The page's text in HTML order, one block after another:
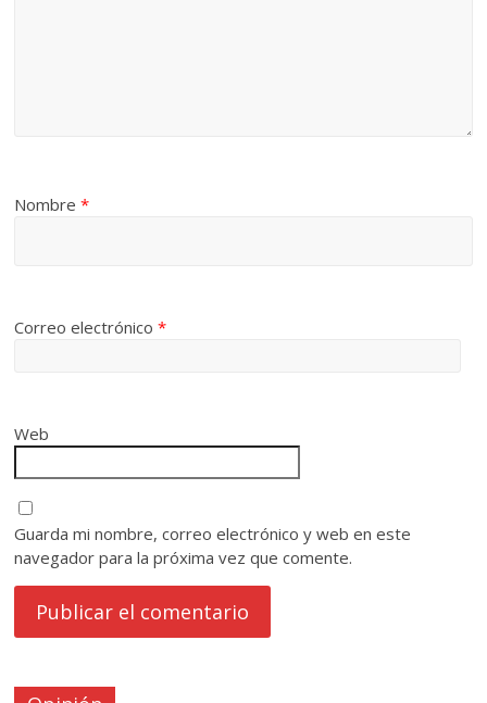
Nombre*
Correo electrónico*
Web
Guarda mi nombre, correo electrónico y web en este
navegador para la próxima vez que comente.